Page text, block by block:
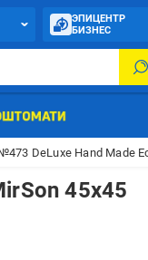
ЭПИЦЕНТР
БИЗНЕС
DeLuxe Hand Made
45x45